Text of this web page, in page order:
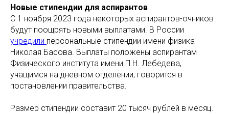
Новые стипендии для аспирантов
С 1 ноября 2023 года некоторых аспирантов-очников
будут поощрять новыми выплатами. В России
учредили персональные стипендии имени физика
Николая Басова. Выплаты положены аспирантам
Физического института имени П.Н. Лебедева,
учащимся на дневном отделении, говорится в
постановлении правительства.
Размер стипендии составит 20 тысяч рублей в месяц.